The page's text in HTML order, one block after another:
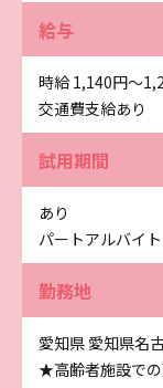
給与
時給 1,140円〜
交通費支給あり
試用期間
あり
パートアルバイト
勤務地
愛知県 愛知県名
★高齢者施設で